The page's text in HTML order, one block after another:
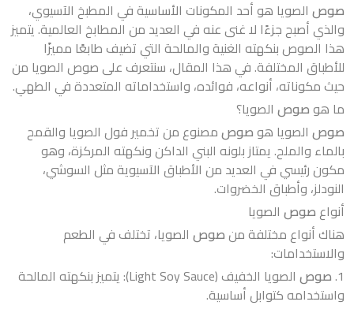
صوص الصويا هو أحد المكونات الأساسية في المطبخ الآسيوي،
والذي أصبح جزءًا لا غنى عنه في العديد من المطابخ العالمية. يتميز
هذا الصوص بنكهته الغنية والمالحة التي تضيف طابعًا مميزًا
للأطباق المختلفة. في هذا المقال، سنتعرف على صوص الصويا من
حيث مكوناته، أنواعه، فوائده، واستخداماته المتعددة في الطهي.
ما هوصوص الصويا؟
صوص الصويا هوصوصمصنوع من تخمير فول الصويا والقمح
بالماء والملح. يمتاز بلونه البني الداكن ونكهته المركزة، وهو
مكون رئيسي في العديد من الأطباق الآسيوية مثل السوشي،
النودلز، وأطباق الخضروات.
أنواع صوص الصويا
هناك أنواع مختلفة منصوص الصويا، تختلف في الطعم
والاستخدامات:
1. صوص
الصويا الخفيف (Light Soy Sauce): يتميز بنكهته المالحة
واستخدامه كتوابل أساسية.